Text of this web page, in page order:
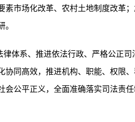
市场化改革、农村土地制度改革
体系、推进依法行政、严格公正
同高效，推进机构、职能、权限
公平正义，全面准确落实司法责